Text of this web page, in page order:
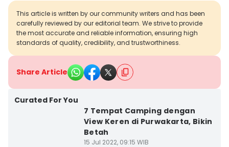
This article is written by our community writers and has been
carefully reviewed by our editorial team. We strive to provide
the most accurate and reliable information, ensuring high
standards of quality, credibility, and trustworthiness.
Share Article
Curated For You
7 Tempat Camping dengan
View Keren di Purwakarta, Bikin
Betah
15 Jul 2022, 09:15 WIB